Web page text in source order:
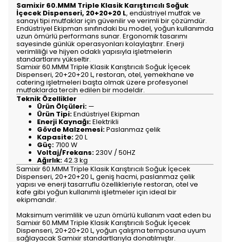
Samixir 60.MMM Triple Klasik Karıştırıcılı Soğuk
İçecek Dispenseri, 20+20+20 L, endüstriyel mutfak ve
sanayi tipi mutfaklar için güvenilir ve verimli bir çözümdür.
Endüstriyel Ekipman sınıfındaki bu model, yoğun kullanımda
uzun ömürlü performans sunar. Ergonomik tasarımı
sayesinde günlük operasyonları kolaylaştırır. Enerji
verimliliği ve hijyen odaklı yapısıyla işletmelerin
standartlarını yükseltir.
Samixir 60.MMM Triple Klasik Karıştırıcılı Soğuk İçecek
Dispenseri, 20+20+20 L, restoran, otel, yemekhane ve
catering işletmeleri başta olmak üzere profesyonel
mutfaklarda tercih edilen bir modeldir.
Teknik Özellikler
Ürün Ölçüleri: —
Ürün Tipi:Endüstriyel Ekipman
Enerji Kaynağı:Elektrikli
Gövde Malzemesi:Paslanmaz çelik
Kapasite:20 L
Güç:7100 W
Voltaj/Frekans:230V / 50HZ
Ağırlık: 42.3 kg
Samixir 60.MMM Triple Klasik Karıştırıcılı Soğuk İçecek
Dispenseri, 20+20+20 L, geniş hacmi, paslanmaz çelik
yapısı ve enerji tasarruflu özellikleriyle restoran, otel ve
kafe gibi yoğun kullanımlı işletmeler için ideal bir
ekipmandır.
Maksimum verimlilik ve uzun ömürlü kullanım vaat eden bu
Samixir 60.MMM Triple Klasik Karıştırıcılı Soğuk İçecek
Dispenseri, 20+20+20 L, yoğun çalışma temposuna uyum
sağlayacak Samixir standartlarıyla donatılmıştır.